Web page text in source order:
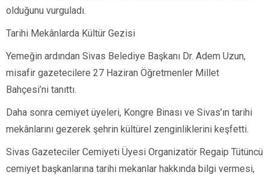
olduğunu vurguladı.
Tarihi Mekânlarda Kültür Gezisi
Yemeğin ardından Sivas Belediye Başkanı Dr. Adem Uzun,
misafir gazetecilere 27 Haziran Öğretmenler Millet
Bahçesi’ni tanıttı.
Daha sonra cemiyet üyeleri, Kongre Binası ve Sivas’ın tarihi
mekânlarını gezerek şehrin kültürel zenginliklerini keşfetti.
Sivas Gazeteciler Cemiyeti Üyesi Organizatör Regaip Tütüncü
cemiyet başkanlarına tarihi mekanlar hakkında bilgi vermesi,